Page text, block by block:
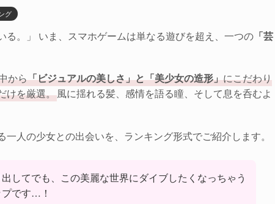
グ
る。」 いま、スマホゲームは単なる遊びを超え、一つの 「芸
から「ビジュアルの美しさ」と「美少女の造形」にこだわり
けを厳選。風に揺れる髪、感情を語る瞳、そして息を呑むよ
人の少女との出会いを、ランキング形式でご紹介します。
してでも、この美麗な世界にダイブしたくなっちゃう
です…！